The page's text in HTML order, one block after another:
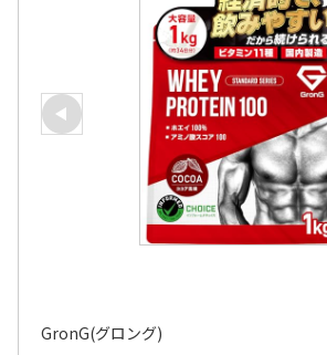
GronG(グロング)